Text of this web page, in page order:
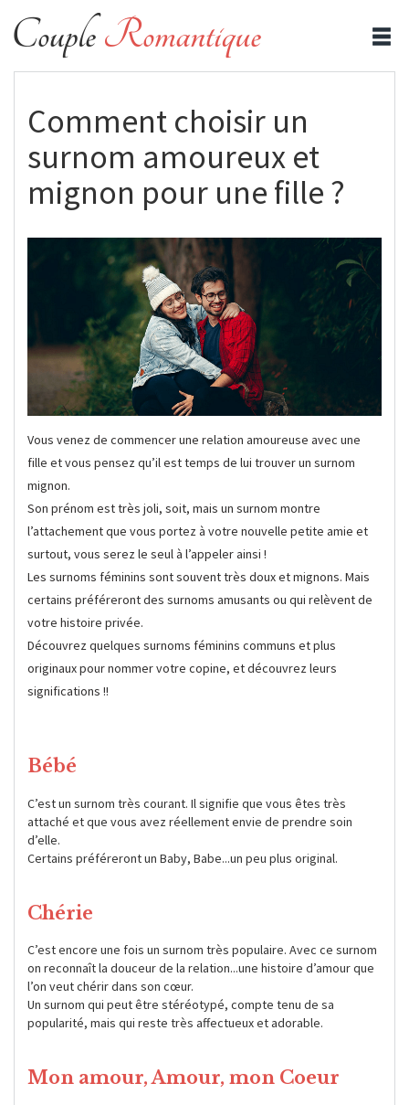
Comment choisir un
surnom amoureux et
mignon pour une fille ?
Vous venez de commencer une relation amoureuse avec une
fille et vous pensez qu’il est temps de lui trouver un surnom
mignon.
Son prénom est très joli, soit, mais un surnom montre
l’attachement que vous portez à votre nouvelle petite amie et
surtout, vous serez le seul à l’appeler ainsi !
Les surnoms féminins sont souvent très doux et mignons. Mais
certains préféreront des surnoms amusants ou qui relèvent de
votre histoire privée.
Découvrez quelques surnoms féminins communs et plus
originaux pour nommer votre copine, et découvrez leurs
significations !!
Bébé
C’est un surnom très courant. Il signifie que vous êtes très
attaché et que vous avez réellement envie de prendre soin
d’elle.
Certains préféreront un Baby, Babe...un peu plus original.
Chérie
C’est encore une fois un surnom très populaire. Avec ce surnom
on reconnaît la douceur de la relation...une histoire d’amour que
l’on veut chérir dans son cœur.
Un surnom qui peut être stéréotypé, compte tenu de sa
popularité, mais qui reste très affectueux et adorable.
Mon amour, Amour, mon Coeur